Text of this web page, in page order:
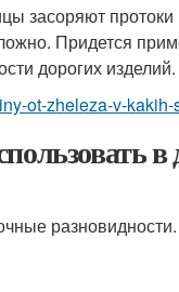
засоряют
Придется
дорогих изделий.
ot-zheleza-v-
разновидности.